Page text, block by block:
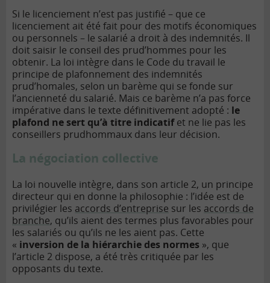
Si le licenciement n’est pas justifié – que ce
licenciement ait été fait pour des motifs économiques
ou personnels – le salarié a droit à des indemnités. Il
doit saisir le conseil des prud’hommes pour les
obtenir. La loi intègre dans le Code du travail le
principe de plafonnement des indemnités
prud’homales, selon un barème qui se fonde sur
l’ancienneté du salarié. Mais ce barème n’a pas force
impérative dans le texte définitivement adopté : le
plafond ne sert qu’à titre indicatifet ne lie pas les
conseillers prudhommaux dans leur décision.
La négociation collective
La loi nouvelle intègre, dans son article 2, un principe
directeur qui en donne la philosophie : l’idée est de
privilégier les accords d’entreprise sur les accords de
branche, qu’ils aient des termes plus favorables pour
les salariés ou qu’ils ne les aient pas. Cette
« inversion de la hiérarchie des normes », que
l’article 2 dispose, a été très critiquée par les
opposants du texte.